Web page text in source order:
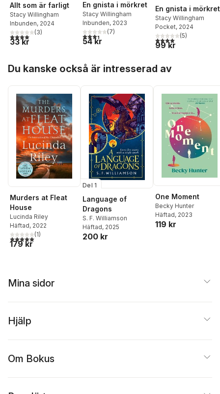
Allt som är farligt
Stacy Willingham
Inbunden, 2024
4,0utav 5 stjärnor. Totalt antal röster:
(3)
33 kr
En gnista i mörkret
Stacy Willingham
Inbunden, 2023
3,4utav 5 stjärnor. Totalt antal röster:
(7)
54 kr
En gnista i mörkret
Stacy Willingham
Pocket, 2024
4,0utav 5 stjärnor.
(5)
99 kr
Du kanske också är intresserad av
Murders at Fleat
House
Lucinda Riley
Häftad, 2022
5,0utav 5 stjärnor. Totalt antal röster:
(1)
179 kr
Del 1
Language of
Dragons
S. F. Williamson
Häftad, 2025
200 kr
One Moment
Becky Hunter
Häftad, 2023
119 kr
Mina sidor
Hjälp
Om Bokus